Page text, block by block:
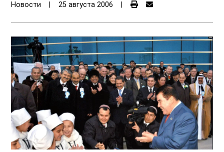
Новости 25 августа 2006